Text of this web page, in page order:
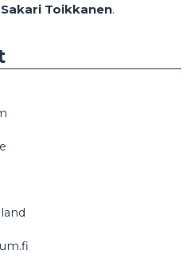
Sakari Toikkanen.